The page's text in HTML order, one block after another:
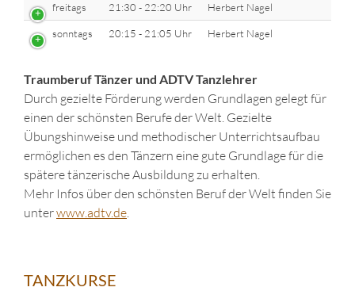
freitags 21:30 - 22:20 Uhr Herbert Nagel
sonntags 20:15 - 21:05 Uhr Herbert Nagel
Traumberuf Tänzer und ADTV Tanzlehrer
Durch gezielte Förderung werden Grundlagen gelegt für
einen der schönsten Berufe der Welt. Gezielte
Übungshinweise und methodischer Unterrichtsaufbau
ermöglichen es den Tänzern eine gute Grundlage für die
spätere tänzerische Ausbildung zu erhalten.
Mehr Infos über den schönsten Beruf der Welt finden Sie
unterwww.adtv.de.
TANZKURSE